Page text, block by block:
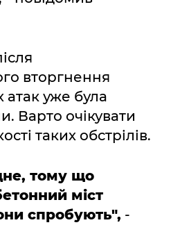
вторгнення
атак уже була
Варто очікувати
таких обстрілів.
тому що
міст
спробують", -